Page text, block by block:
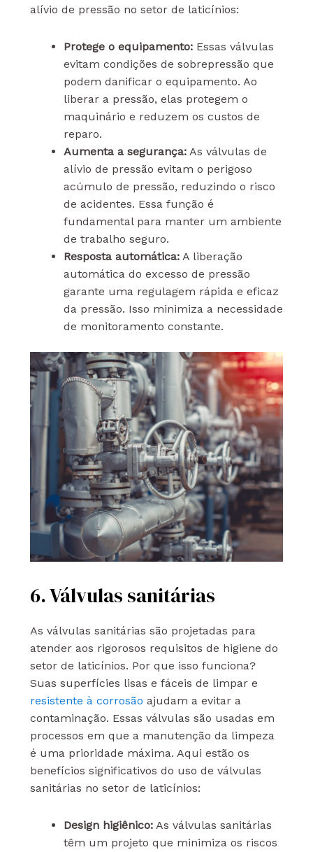
alívio de pressão no setor de laticínios:
Protege o equipamento:Essas válvulas
evitam condições de sobrepressão que
podem danificar o equipamento. Ao
liberar a pressão, elas protegem o
maquinário e reduzem os custos de
reparo.
Aumenta a segurança:As válvulas de
alívio de pressão evitam o perigoso
acúmulo de pressão, reduzindo o risco
de acidentes. Essa função é
fundamental para manter um ambiente
de trabalho seguro.
Resposta automática:A liberação
automática do excesso de pressão
garante uma regulagem rápida e eficaz
da pressão. Isso minimiza a necessidade
de monitoramento constante.
6. Válvulas sanitárias
As válvulas sanitárias são projetadas para
atender aos rigorosos requisitos de higiene do
setor de laticínios. Por que isso funciona?
Suas superfícies lisas e fáceis de limpar e
resistente à corrosão ajudam a evitar a
contaminação. Essas válvulas são usadas em
processos em que a manutenção da limpeza
é uma prioridade máxima. Aqui estão os
benefícios significativos do uso de válvulas
sanitárias no setor de laticínios:
Design higiênico:As válvulas sanitárias
têm um projeto que minimiza os riscos